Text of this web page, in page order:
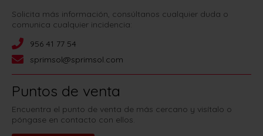
Solicita más información, consúltanos cualquier duda o
comunica cualquier incidencia:
956 41 77 54
sprimsol@sprimsol.com
Puntos de venta
Encuentra el punto de venta de más cercano y visítalo o
póngase en contacto con ellos.